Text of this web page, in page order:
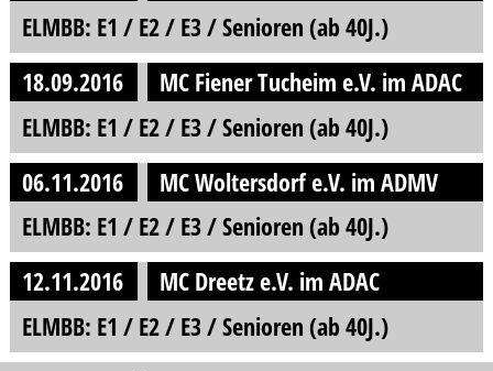
ELMBB: E1 / E2 / E3 / Senioren (ab 40J.)
18.09.2016
MC Fiener Tucheim e.V. im ADAC
ELMBB: E1 / E2 / E3 / Senioren (ab 40J.)
06.11.2016
MC Woltersdorf e.V. im ADMV
ELMBB: E1 / E2 / E3 / Senioren (ab 40J.)
12.11.2016
MC Dreetz e.V. im ADAC
ELMBB: E1 / E2 / E3 / Senioren (ab 40J.)